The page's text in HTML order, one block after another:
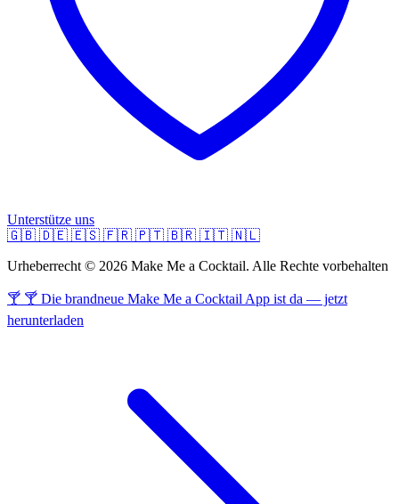
Unterstütze uns
🇬🇧 🇩🇪 🇪🇸 🇫🇷 🇵🇹 🇧🇷 🇮🇹 🇳🇱
Urheberrecht © 2026 Make Me a Cocktail. Alle Rechte vorbehalten
🍸 🍸 Die brandneue Make Me a Cocktail App ist da — jetzt
herunterladen